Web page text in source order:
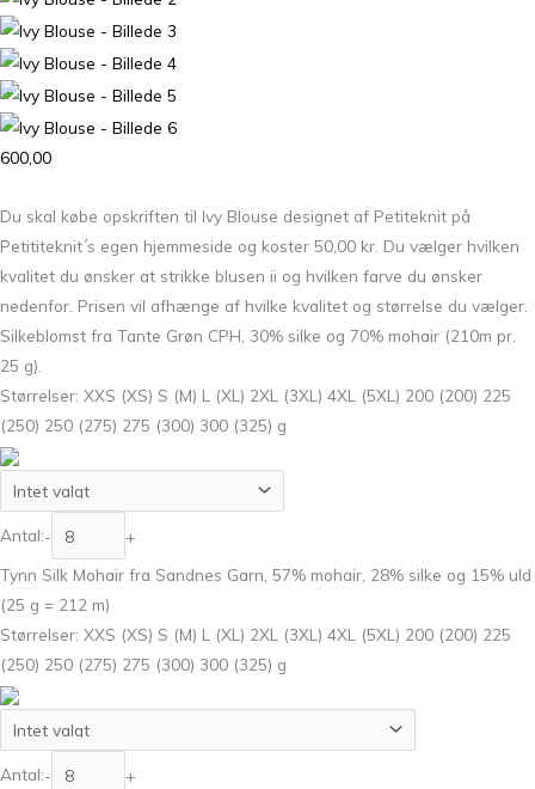
600,00
Du skal købe opskriften til Ivy Blouse designet af Petiteknit på
Petititeknit´s egen hjemmeside og koster 50,00 kr. Du vælger hvilken
kvalitet du ønsker at strikke blusen ii og hvilken farve du ønsker
nedenfor. Prisen vil afhænge af hvilke kvalitet og størrelse du vælger.
Silkeblomst fra Tante Grøn CPH, 30% silke og 70% mohair (210m pr.
25 g).
Størrelser: XXS (XS) S (M) L (XL) 2XL (3XL) 4XL (5XL) 200 (200) 225
(250) 250 (275) 275 (300) 300 (325) g
Antal:-
+
Tynn Silk Mohair fra Sandnes Garn, 57% mohair, 28% silke og 15% uld
(25 g = 212 m)
Størrelser: XXS (XS) S (M) L (XL) 2XL (3XL) 4XL (5XL) 200 (200) 225
(250) 250 (275) 275 (300) 300 (325) g
Antal:-
+